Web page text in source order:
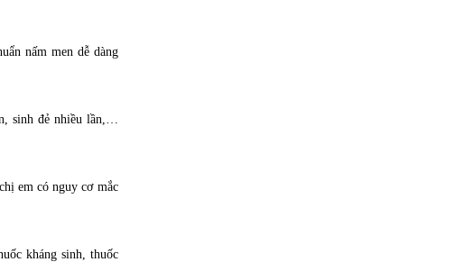
nấm men dễ dàng
sinh đẻ nhiều lần,…
em có nguy cơ mắc
kháng sinh, thuốc